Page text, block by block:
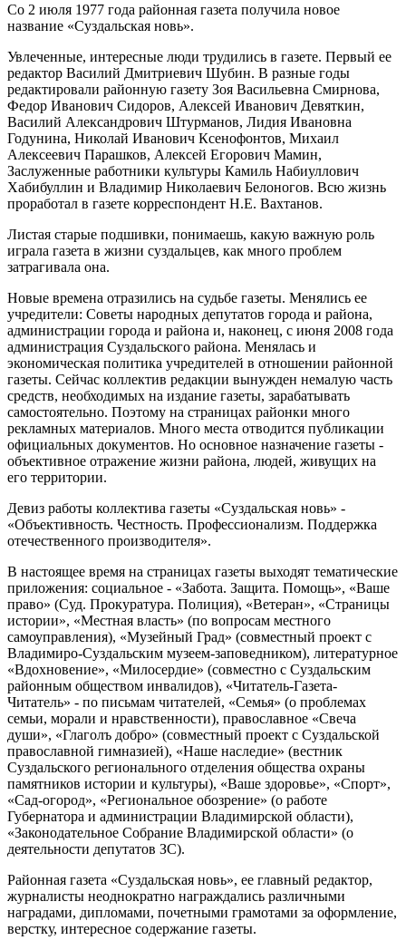
Со 2 июля 1977 года районная газета получила новое
название «Суздальская новь».
Увлеченные, интересные люди трудились в газете. Первый ее
редактор Василий Дмитриевич Шубин. В разные годы
редактировали районную газету Зоя Васильевна Смирнова,
Федор Иванович Сидоров, Алексей Иванович Девяткин,
Василий Александрович Штурманов, Лидия Ивановна
Годунина, Николай Иванович Ксенофонтов, Михаил
Алексеевич Парашков, Алексей Егорович Мамин,
Заслуженные работники культуры Камиль Набиуллович
Хабибуллин и Владимир Николаевич Белоногов. Всю жизнь
проработал в газете корреспондент Н.Е. Вахтанов.
Листая старые подшивки, понимаешь, какую важную роль
играла газета в жизни суздальцев, как много проблем
затрагивала она.
Новые времена отразились на судьбе газеты. Менялись ее
учредители: Советы народных депутатов города и района,
администрации города и района и, наконец, с июня 2008 года
администрация Суздальского района. Менялась и
экономическая политика учредителей в отношении районной
газеты. Сейчас коллектив редакции вынужден немалую часть
средств, необходимых на издание газеты, зарабатывать
самостоятельно. Поэтому на страницах районки много
рекламных материалов. Много места отводится публикации
официальных документов. Но основное назначение газеты -
объективное отражение жизни района, людей, живущих на
его территории.
Девиз работы коллектива газеты «Суздальская новь» -
«Объективность. Честность. Профессионализм. Поддержка
отечественного производителя».
В настоящее время на страницах газеты выходят тематические
приложения: социальное - «Забота. Защита. Помощь», «Ваше
право» (Суд. Прокуратура. Полиция), «Ветеран», «Страницы
истории», «Местная власть» (по вопросам местного
самоуправления), «Музейный Град» (совместный проект с
Владимиро-Суздальским музеем-заповедником), литературное
«Вдохновение», «Милосердие» (совместно с Суздальским
районным обществом инвалидов), «Читатель-Газета-
Читатель» - по письмам читателей, «Семья» (о проблемах
семьи, морали и нравственности), православное «Свеча
души», «Глаголъ добро» (совместный проект с Суздальской
православной гимназией), «Наше наследие» (вестник
Суздальского регионального отделения общества охраны
памятников истории и культуры), «Ваше здоровье», «Спорт»,
«Сад-огород», «Региональное обозрение» (о работе
Губернатора и администрации Владимирской области),
«Законодательное Собрание Владимирской области» (о
деятельности депутатов ЗС).
Районная газета «Суздальская новь», ее главный редактор,
журналисты неоднократно награждались различными
наградами, дипломами, почетными грамотами за оформление,
верстку, интересное содержание газеты.